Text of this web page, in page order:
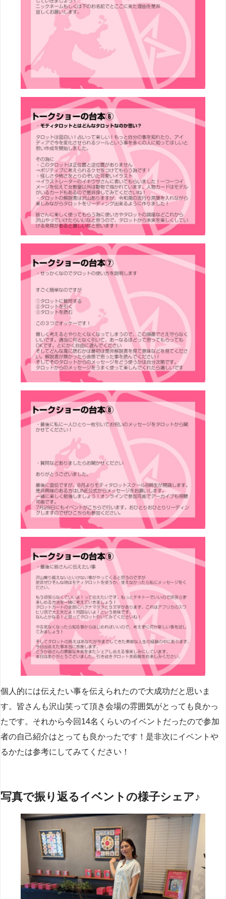
個人的には伝えたい事を伝えられたので大成功だと思いま
す。皆さんも沢山笑って頂き会場の雰囲気がとっても良かっ
たです。それから今回14名くらいのイベントだったので参加
者の自己紹介はとっても良かったです！是非次にイベントや
るかたは参考にしてみてください！
写真で振り返るイベントの様子シェア♪